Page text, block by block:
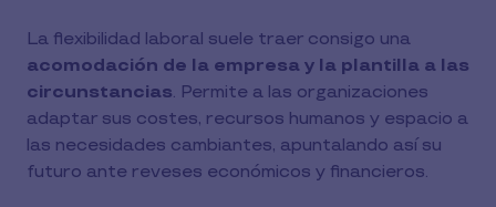
La flexibilidad laboral suele traer consigo una
acomodación de la empresa y la plantilla a las
circunstancias. Permite a las organizaciones
adaptar sus costes, recursos humanos y espacio a
las necesidades cambiantes, apuntalando así su
futuro ante reveses económicos y financieros.